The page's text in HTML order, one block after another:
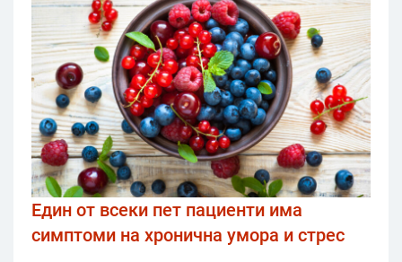
Един от всеки пет пациенти има
симптоми на хронична умора и стрес